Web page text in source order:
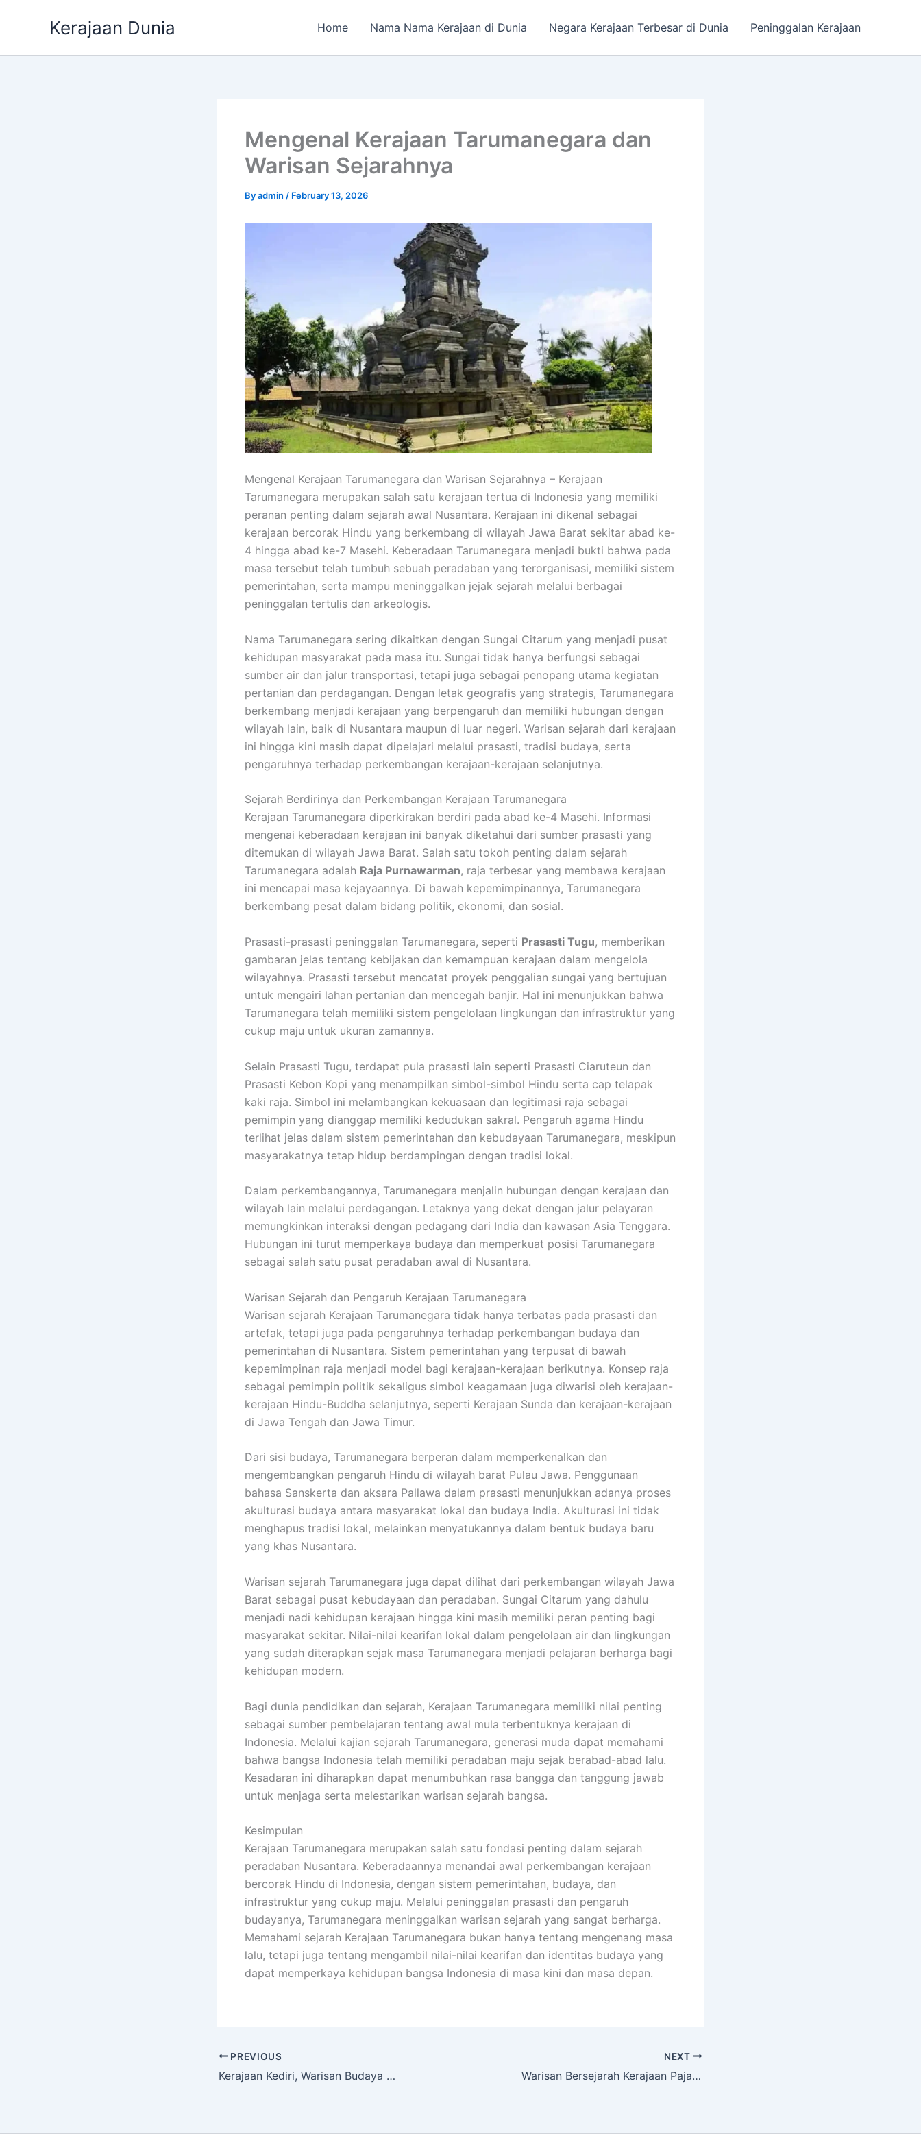
Kerajaan Dunia Home Nama Nama Kerajaan di Dunia Negara Kerajaan Terbesar di Dunia Peninggalan Kerajaan
Mengenal Kerajaan Tarumanegara dan
Warisan Sejarahnya
Byadmin / February 13, 2026
Mengenal Kerajaan Tarumanegara dan Warisan Sejarahnya – Kerajaan
Tarumanegara merupakan salah satu kerajaan tertua di Indonesia yang memiliki
peranan penting dalam sejarah awal Nusantara. Kerajaan ini dikenal sebagai
kerajaan bercorak Hindu yang berkembang di wilayah Jawa Barat sekitar abad ke-
4 hingga abad ke-7 Masehi. Keberadaan Tarumanegara menjadi bukti bahwa pada
masa tersebut telah tumbuh sebuah peradaban yang terorganisasi, memiliki sistem
pemerintahan, serta mampu meninggalkan jejak sejarah melalui berbagai
peninggalan tertulis dan arkeologis.
Nama Tarumanegara sering dikaitkan dengan Sungai Citarum yang menjadi pusat
kehidupan masyarakat pada masa itu. Sungai tidak hanya berfungsi sebagai
sumber air dan jalur transportasi, tetapi juga sebagai penopang utama kegiatan
pertanian dan perdagangan. Dengan letak geografis yang strategis, Tarumanegara
berkembang menjadi kerajaan yang berpengaruh dan memiliki hubungan dengan
wilayah lain, baik di Nusantara maupun di luar negeri. Warisan sejarah dari kerajaan
ini hingga kini masih dapat dipelajari melalui prasasti, tradisi budaya, serta
pengaruhnya terhadap perkembangan kerajaan-kerajaan selanjutnya.
Sejarah Berdirinya dan Perkembangan Kerajaan Tarumanegara
Kerajaan Tarumanegara diperkirakan berdiri pada abad ke-4 Masehi. Informasi
mengenai keberadaan kerajaan ini banyak diketahui dari sumber prasasti yang
ditemukan di wilayah Jawa Barat. Salah satu tokoh penting dalam sejarah
Tarumanegara adalah Raja Purnawarman, raja terbesar yang membawa kerajaan
ini mencapai masa kejayaannya. Di bawah kepemimpinannya, Tarumanegara
berkembang pesat dalam bidang politik, ekonomi, dan sosial.
Prasasti-prasasti peninggalan Tarumanegara, seperti Prasasti Tugu, memberikan
gambaran jelas tentang kebijakan dan kemampuan kerajaan dalam mengelola
wilayahnya. Prasasti tersebut mencatat proyek penggalian sungai yang bertujuan
untuk mengairi lahan pertanian dan mencegah banjir. Hal ini menunjukkan bahwa
Tarumanegara telah memiliki sistem pengelolaan lingkungan dan infrastruktur yang
cukup maju untuk ukuran zamannya.
Selain Prasasti Tugu, terdapat pula prasasti lain seperti Prasasti Ciaruteun dan
Prasasti Kebon Kopi yang menampilkan simbol-simbol Hindu serta cap telapak
kaki raja. Simbol ini melambangkan kekuasaan dan legitimasi raja sebagai
pemimpin yang dianggap memiliki kedudukan sakral. Pengaruh agama Hindu
terlihat jelas dalam sistem pemerintahan dan kebudayaan Tarumanegara, meskipun
masyarakatnya tetap hidup berdampingan dengan tradisi lokal.
Dalam perkembangannya, Tarumanegara menjalin hubungan dengan kerajaan dan
wilayah lain melalui perdagangan. Letaknya yang dekat dengan jalur pelayaran
memungkinkan interaksi dengan pedagang dari India dan kawasan Asia Tenggara.
Hubungan ini turut memperkaya budaya dan memperkuat posisi Tarumanegara
sebagai salah satu pusat peradaban awal di Nusantara.
Warisan Sejarah dan Pengaruh Kerajaan Tarumanegara
Warisan sejarah Kerajaan Tarumanegara tidak hanya terbatas pada prasasti dan
artefak, tetapi juga pada pengaruhnya terhadap perkembangan budaya dan
pemerintahan di Nusantara. Sistem pemerintahan yang terpusat di bawah
kepemimpinan raja menjadi model bagi kerajaan-kerajaan berikutnya. Konsep raja
sebagai pemimpin politik sekaligus simbol keagamaan juga diwarisi oleh kerajaan-
kerajaan Hindu-Buddha selanjutnya, seperti Kerajaan Sunda dan kerajaan-kerajaan
di Jawa Tengah dan Jawa Timur.
Dari sisi budaya, Tarumanegara berperan dalam memperkenalkan dan
mengembangkan pengaruh Hindu di wilayah barat Pulau Jawa. Penggunaan
bahasa Sanskerta dan aksara Pallawa dalam prasasti menunjukkan adanya proses
akulturasi budaya antara masyarakat lokal dan budaya India. Akulturasi ini tidak
menghapus tradisi lokal, melainkan menyatukannya dalam bentuk budaya baru
yang khas Nusantara.
Warisan sejarah Tarumanegara juga dapat dilihat dari perkembangan wilayah Jawa
Barat sebagai pusat kebudayaan dan peradaban. Sungai Citarum yang dahulu
menjadi nadi kehidupan kerajaan hingga kini masih memiliki peran penting bagi
masyarakat sekitar. Nilai-nilai kearifan lokal dalam pengelolaan air dan lingkungan
yang sudah diterapkan sejak masa Tarumanegara menjadi pelajaran berharga bagi
kehidupan modern.
Bagi dunia pendidikan dan sejarah, Kerajaan Tarumanegara memiliki nilai penting
sebagai sumber pembelajaran tentang awal mula terbentuknya kerajaan di
Indonesia. Melalui kajian sejarah Tarumanegara, generasi muda dapat memahami
bahwa bangsa Indonesia telah memiliki peradaban maju sejak berabad-abad lalu.
Kesadaran ini diharapkan dapat menumbuhkan rasa bangga dan tanggung jawab
untuk menjaga serta melestarikan warisan sejarah bangsa.
Kesimpulan
Kerajaan Tarumanegara merupakan salah satu fondasi penting dalam sejarah
peradaban Nusantara. Keberadaannya menandai awal perkembangan kerajaan
bercorak Hindu di Indonesia, dengan sistem pemerintahan, budaya, dan
infrastruktur yang cukup maju. Melalui peninggalan prasasti dan pengaruh
budayanya, Tarumanegara meninggalkan warisan sejarah yang sangat berharga.
Memahami sejarah Kerajaan Tarumanegara bukan hanya tentang mengenang masa
lalu, tetapi juga tentang mengambil nilai-nilai kearifan dan identitas budaya yang
dapat memperkaya kehidupan bangsa Indonesia di masa kini dan masa depan.
PREVIOUS
Kerajaan Kediri, Warisan Budaya dan Politik di Tanah Jawa
NEXT
Warisan Bersejarah Kerajaan Pajang yang Masih Terjaga